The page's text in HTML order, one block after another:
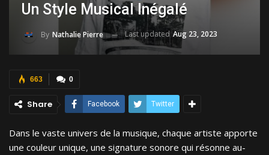
Un Style Musical Inégalé
By Nathalie Pierre Last updated Aug 23, 2023
0
663
Share Facebook Twitter
Dans le vaste univers de la musique, chaque artiste apporte
une couleur unique, une signature sonore qui résonne au-